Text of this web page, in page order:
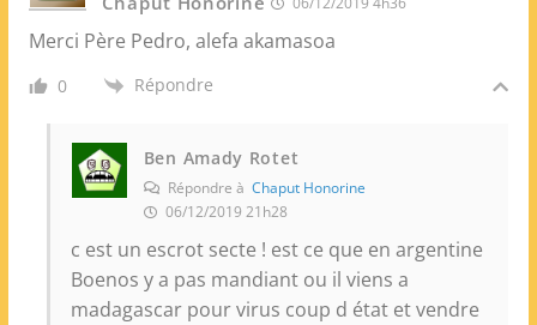
Merci Père Pedro, alefa akamasoa
0 Répondre
Ben Amady Rotet
Répondre à Chaput Honorine
06/12/2019 21h28
c est un escrot secte ! est ce que en argentine
Boenos y a pas mandiant ou il viens a
madagascar pour virus coup d état et vendre